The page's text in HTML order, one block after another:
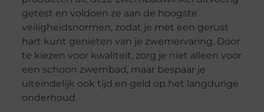
getest en voldoen ze aan de hoogste
veiligheidsnormen, zodat je met een gerust
hart kunt genieten van je zwemervaring. Door
te kiezen voor kwaliteit, zorg je niet alleen voor
een schoon zwembad, maar bespaar je
uiteindelijk ook tijd en geld op het langdurige
onderhoud.